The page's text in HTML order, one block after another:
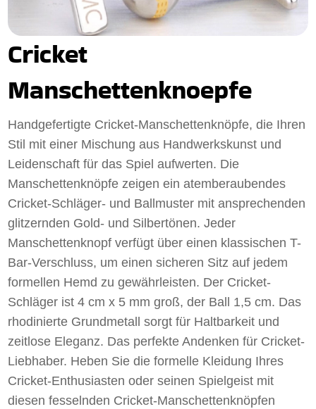
Cricket
Manschettenknoepfe
Handgefertigte Cricket-Manschettenknöpfe, die Ihren
Stil mit einer Mischung aus Handwerkskunst und
Leidenschaft für das Spiel aufwerten. Die
Manschettenknöpfe zeigen ein atemberaubendes
Cricket-Schläger- und Ballmuster mit ansprechenden
glitzernden Gold- und Silbertönen. Jeder
Manschettenknopf verfügt über einen klassischen T-
Bar-Verschluss, um einen sicheren Sitz auf jedem
formellen Hemd zu gewährleisten. Der Cricket-
Schläger ist 4 cm x 5 mm groß, der Ball 1,5 cm. Das
rhodinierte Grundmetall sorgt für Haltbarkeit und
zeitlose Eleganz. Das perfekte Andenken für Cricket-
Liebhaber. Heben Sie die formelle Kleidung Ihres
Cricket-Enthusiasten oder seinen Spielgeist mit
diesen fesselnden Cricket-Manschettenknöpfen